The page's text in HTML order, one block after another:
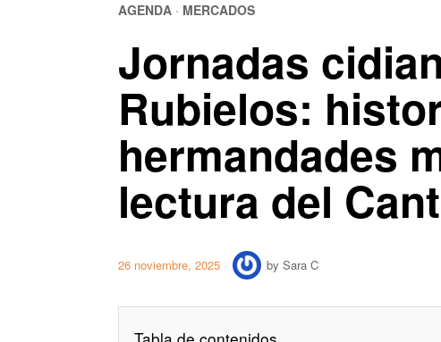
AGENDA · MERCADOS
Jornadas
Rubielos:
hermandades
lectura del
26 noviembre, 2025 by Sara C